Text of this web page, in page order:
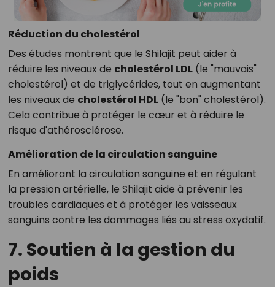
Réduction du cholestérol
Des études montrent que le Shilajit peut aider à
réduire les niveaux de cholestérol LDL(le "mauvais"
cholestérol) et de triglycérides, tout en augmentant
les niveaux de cholestérol HDL(le "bon" cholestérol).
Cela contribue à protéger le cœur et à réduire le
risque d'athérosclérose.
Amélioration de la circulation sanguine
En améliorant la circulation sanguine et en régulant
la pression artérielle, le Shilajit aide à prévenir les
troubles cardiaques et à protéger les vaisseaux
sanguins contre les dommages liés au stress oxydatif.
7. Soutien à la gestion du
poids